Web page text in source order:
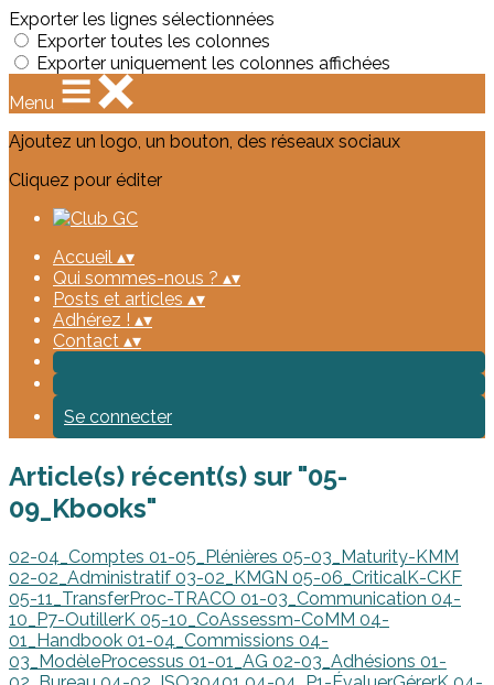
Exporter les lignes sélectionnées
Exporter toutes les colonnes
Exporter uniquement les colonnes affichées
Menu
Ajoutez un logo, un bouton, des réseaux sociaux
Cliquez pour éditer
Accueil ▴▾
Qui sommes-nous ? ▴▾
Posts et articles ▴▾
Adhérez ! ▴▾
Contact ▴▾
Se connecter
Article(s) récent(s) sur "05-
09_Kbooks"
02-04_Comptes 01-05_Plénières 05-03_Maturity-KMM
02-02_Administratif 03-02_KMGN 05-06_CriticalK-CKF
05-11_TransferProc-TRACO 01-03_Communication 04-
10_P7-OutillerK 05-10_CoAssessm-CoMM 04-
01_Handbook 01-04_Commissions 04-
03_ModèleProcessus 01-01_AG 02-03_Adhésions 01-